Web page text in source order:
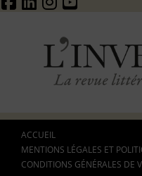
ACCUEIL
MENTIONS LÉGALES ET
CONDITIONS GÉNÉRALES DE